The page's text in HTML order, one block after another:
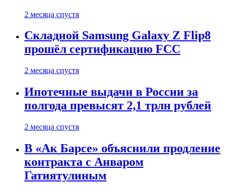
2 месяца спустя
Складной Samsung Galaxy Z Flip8
прошёл сертификацию FCC
2 месяца спустя
Ипотечные выдачи в России за
полгода превысят 2,1 трлн рублей
2 месяца спустя
В «Ак Барсе» объяснили продление
контракта с Анваром
Гатиятулиным